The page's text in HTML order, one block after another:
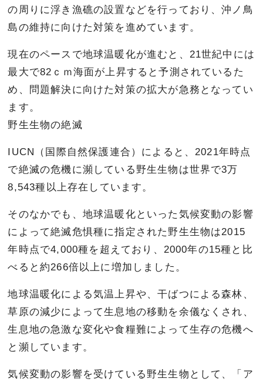
の周りに浮き漁礁の設置などを行っており、沖ノ鳥
島の維持に向けた対策を進めています。
現在のペースで地球温暖化が進むと、21世紀中には
最大で82ｃｍ海面が上昇すると予測されているた
め、問題解決に向けた対策の拡大が急務となってい
ます。
野生生物の絶滅
IUCN（国際自然保護連合）によると、2021年時点
で絶滅の危機に瀕している野生生物は世界で3万
8,543種以上存在しています。
そのなかでも、地球温暖化といった気候変動の影響
によって絶滅危惧種に指定された野生生物は2015
年時点で4,000種を超えており、2000年の15種と比
べると約266倍以上に増加しました。
地球温暖化による気温上昇や、干ばつによる森林、
草原の減少によって生息地の移動を余儀なくされ、
生息地の急激な変化や食糧難によって生存の危機へ
と瀕しています。
気候変動の影響を受けている野生生物として、「ア